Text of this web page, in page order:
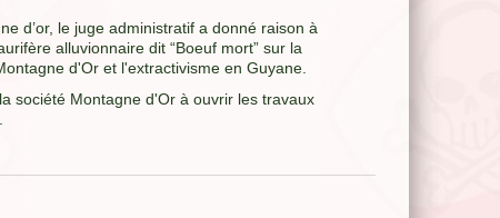
d’or, le juge administratif a donné raison à
alluvionnaire dit “Boeuf mort” sur la
d'Or et l'extractivisme en Guyane.
société Montagne d'Or à ouvrir les travaux